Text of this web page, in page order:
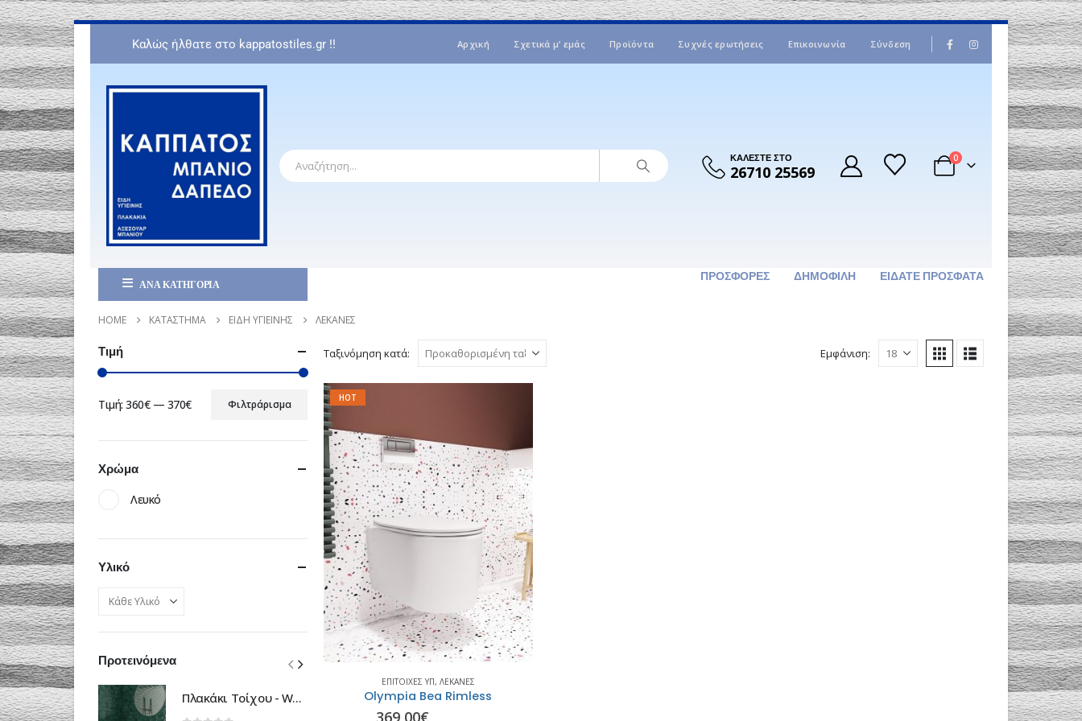
Καλώς ήλθατε στο kappatostiles.gr !! Αρχική Σχετικά μ’ εμάς Προϊόντα Συχνές ερωτήσεις Επικοινωνία Σύνδεση |
ΚΑΛΕΣΤΕ ΣΤΟ
26710 25569
0
ΑΝΑ ΚΑΤΗΓΟΡΙΑ
ΠΡΟΣΦΟΡΈΣ ΔΗΜΟΦΙΛΉ ΕΊΔΑΤΕ ΠΡΌΣΦΑΤΑ
HOME ΚΑΤΆΣΤΗΜΑ ΕΊΔΗ ΥΓΙΕΙΝΉΣ ΛΕΚΆΝΕΣ
Ταξινόμηση κατά: Εμφάνιση:
HOT
ΕΠΊΤΟΙΧΕΣ ΥΠ, ΛΕΚΆΝΕΣ
Olympia Bea Rimless
369,00€
Τιμή
Φιλτράρισμα
Τιμή:360€— 370€
Χρώμα
Λευκό
Υλικό
Προτεινόμενα
Πλακάκι Τοίχου - Wall Tile